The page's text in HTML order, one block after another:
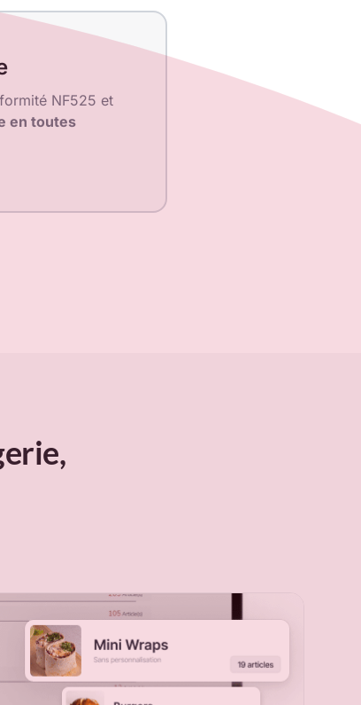
NF525 et
en toutes